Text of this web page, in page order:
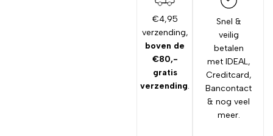
€4,95
verzending,
boven de
€80,-
gratis
verzending.
Snel &
veilig
betalen
met IDEAL,
Creditcard,
Bancontact
& nog veel
meer.